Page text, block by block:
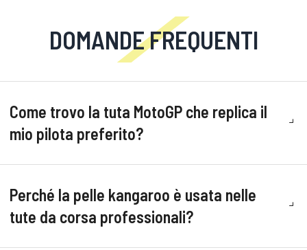
DOMANDE FREQUENTI
Come trovo la tuta MotoGP che replica il
mio pilota preferito?
Perché la pelle kangaroo è usata nelle
tute da corsa professionali?